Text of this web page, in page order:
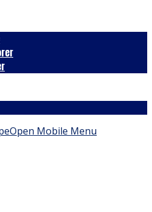
Open Mobile Menu